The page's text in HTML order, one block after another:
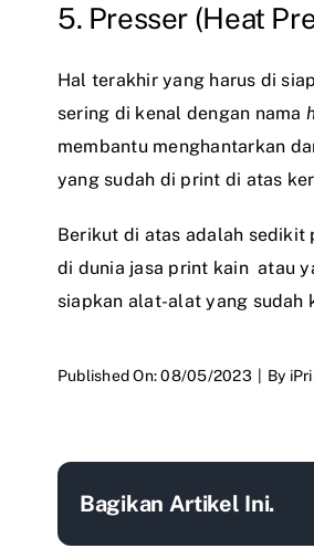
5. Presser (Heat
Hal terakhir yang harus di
sering di kenal dengan nama
membantu menghantarkan
yang sudah di print di atas
Berikut di atas adalah sedikit
di dunia jasa print kain atau
siapkan alat-alat yang sudah
Published On: 08/05/2023 By
Bagikan Artikel Ini.